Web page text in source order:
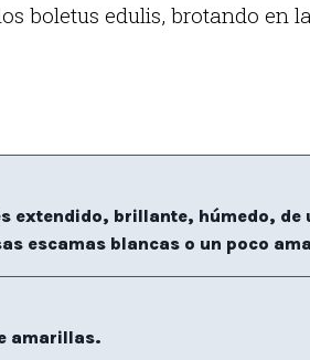
boletus edulis, brotando en
extendido, brillante, húmedo,
escamas blancas o un poco
amarillas.